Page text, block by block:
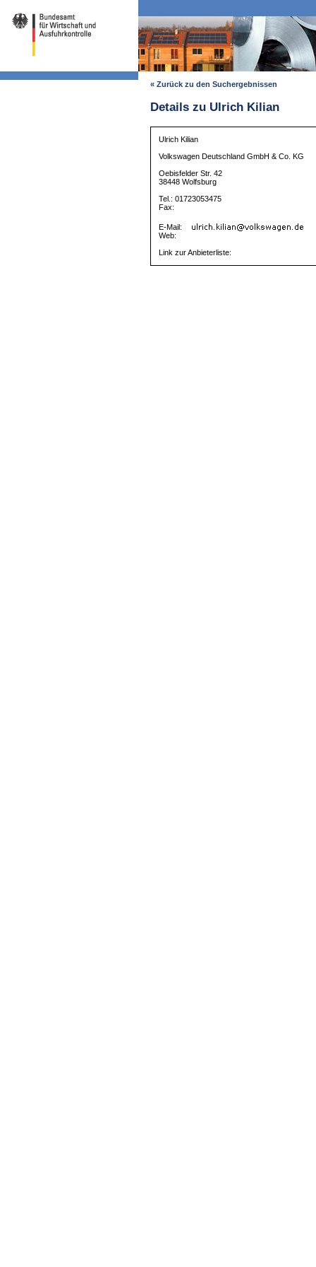
« Zurück zu den Suchergebnissen
Details zu Ulrich Kilian
Ulrich Kilian
Volkswagen Deutschland GmbH & Co. KG
Oebisfelder Str. 42
38448 Wolfsburg
Tel.: 01723053475
Fax:
E-Mail:
Web:
Link zur Anbieterliste: